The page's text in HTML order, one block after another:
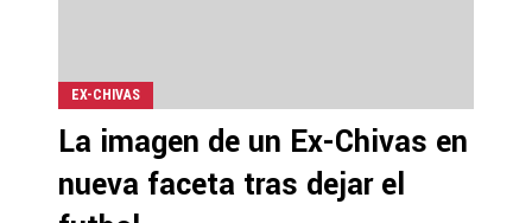
EX-CHIVAS
La imagen de un Ex-Chivas en
nueva faceta tras dejar el